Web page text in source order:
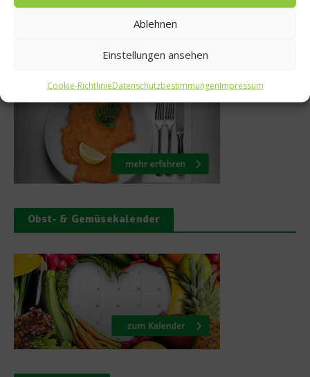
Ablehnen
Einstellungen ansehen
Cookie-RichtlinieDatenschutzbestimmungenImpressum
Was isst Deutschland
Obst- & Gemüsekalender